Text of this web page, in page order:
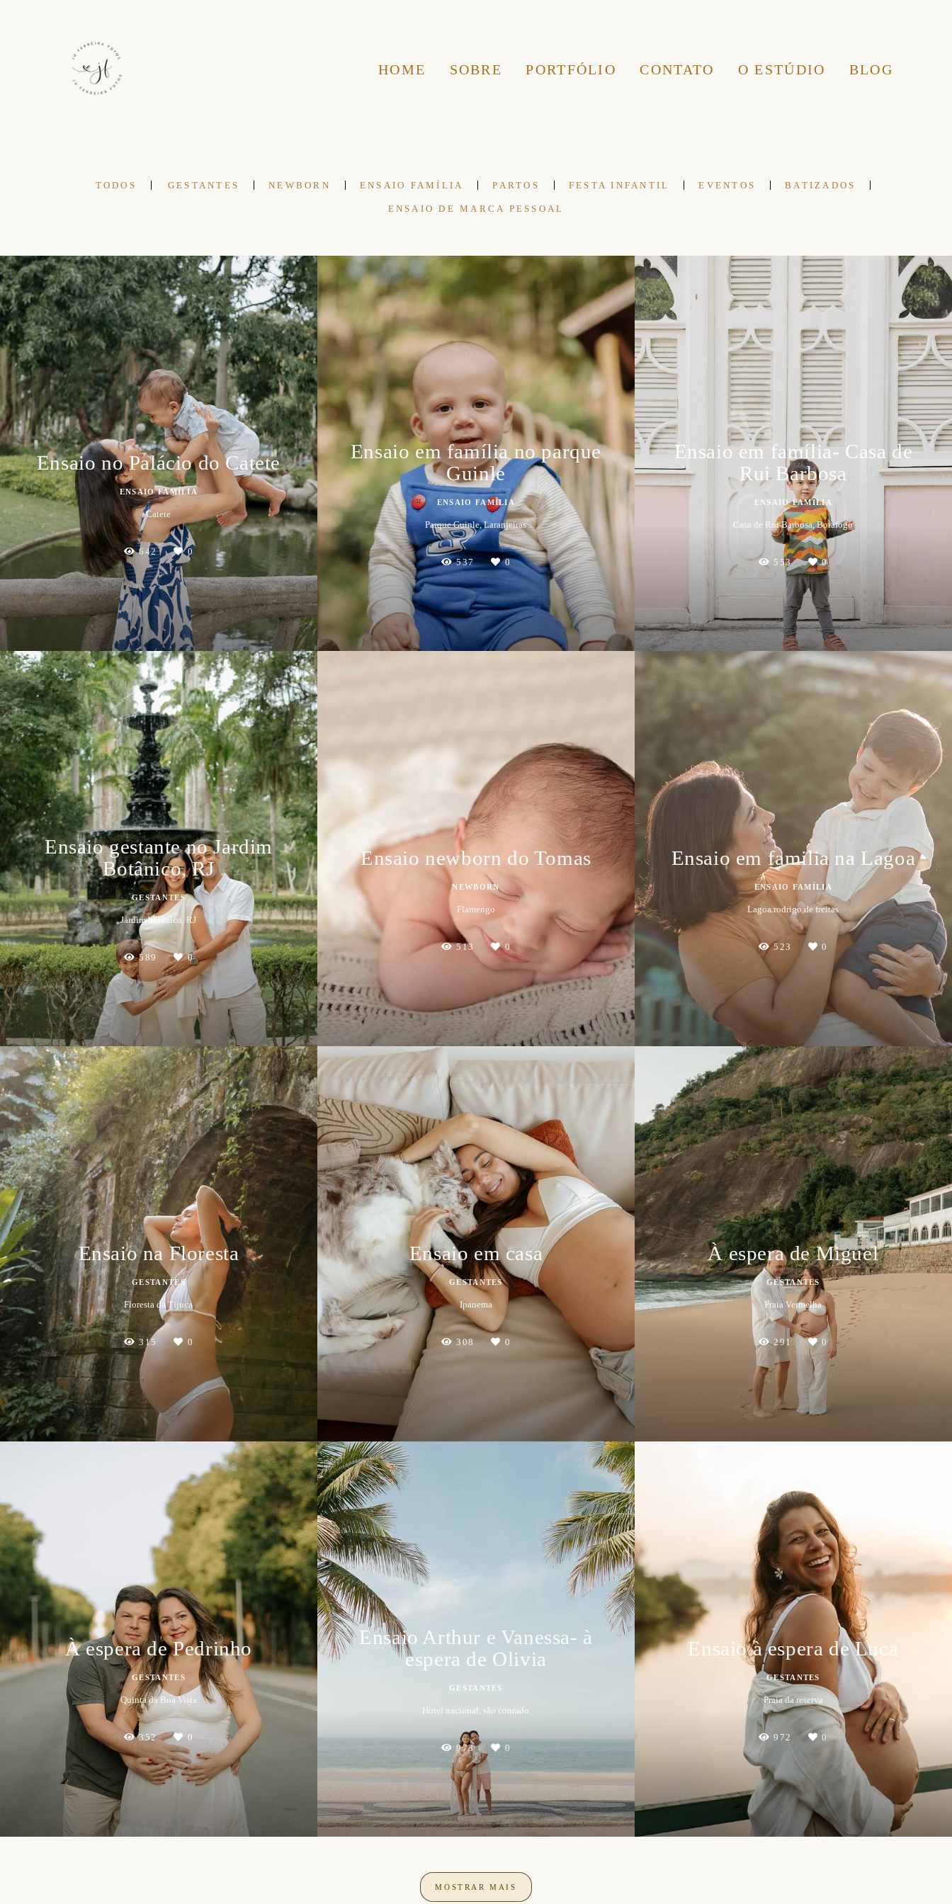
HOME SOBRE PORTFÓLIO CONTATO O ESTÚDIO BLOG
TODOS GESTANTES NEWBORN ENSAIO FAMÍLIA PARTOS FESTA INFANTIL EVENTOS BATIZADOS
ENSAIO DE MARCA PESSOAL
Ensaio no Palácio do Catete
ENSAIO FAMÍLIA
Catete
642 0
Ensaio em família no parque
Guinle
ENSAIO FAMÍLIA
Parque Guinle, Laranjeiras
537 0
Ensaio em família- Casa de
Rui Barbosa
ENSAIO FAMÍLIA
Casa de Rui Barbosa, Botafogo
553 0
Ensaio gestante no Jardim
Botânico, RJ
GESTANTES
Jardim botânico, RJ
589 0
Ensaio newborn do Tomas
NEWBORN
Flamengo
513 0
Ensaio em familia na Lagoa
ENSAIO FAMÍLIA
Lagoa rodrigo de freitas
523 0
Ensaio na Floresta
GESTANTES
Floresta da Tijuca
315 0
Ensaio em casa
GESTANTES
Ipanema
308 0
À espera de Miguel
GESTANTES
Praia Vermelha
291 0
À espera de Pedrinho
GESTANTES
Quinta da Boa Vista
352 0
Ensaio Arthur e Vanessa- à
espera de Olivia
GESTANTES
Hotel nacional, são conrado
973 0
Ensaio à espera de Luca
GESTANTES
Praia da reserva
972 0
MOSTRAR MAIS